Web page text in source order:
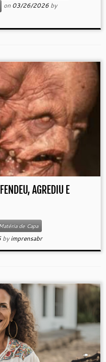
on 03/26/2026 by
AGREDIU E
de Capa
byimprensabr